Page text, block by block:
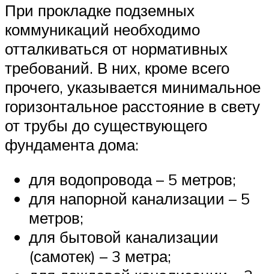
При прокладке подземных
коммуникаций необходимо
отталкиваться от нормативных
требований. В них, кроме всего
прочего, указывается минимальное
горизонтальное расстояние в свету
от трубы до существующего
фундамента дома:
для водопровода – 5 метров;
для напорной канализации – 5
метров;
для бытовой канализации
(самотек) – 3 метра;